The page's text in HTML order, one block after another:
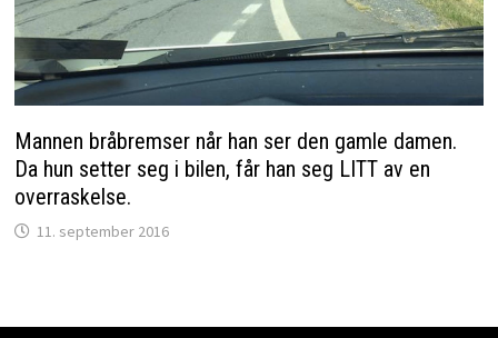
Mannen bråbremser når han ser den gamle damen.
Da hun setter seg i bilen, får han seg LITT av en
overraskelse.
11. september 2016